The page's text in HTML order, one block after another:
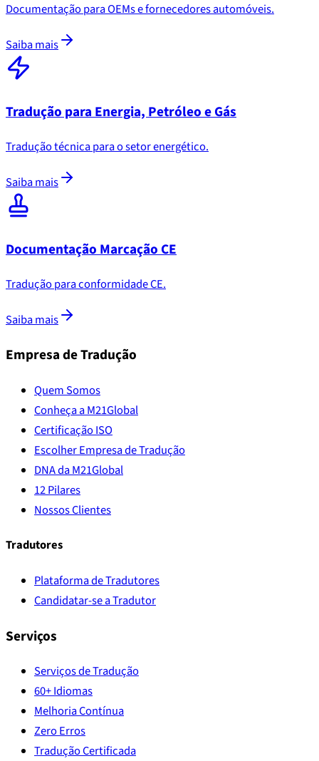
Documentação para OEMs e fornecedores automóveis.
Saiba mais
Tradução para Energia, Petróleo e Gás
Tradução técnica para o setor energético.
Saiba mais
Documentação Marcação CE
Tradução para conformidade CE.
Saiba mais
Empresa de Tradução
Quem Somos
Conheça a M21Global
Certificação ISO
Escolher Empresa de Tradução
DNA da M21Global
12 Pilares
Nossos Clientes
Tradutores
Plataforma de Tradutores
Candidatar-se a Tradutor
Serviços
Serviços de Tradução
60+ Idiomas
Melhoria Contínua
Zero Erros
Tradução Certificada